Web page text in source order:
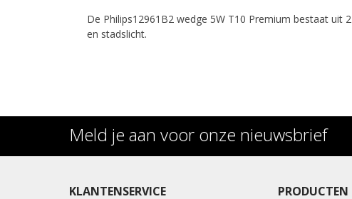
De Philips12961B2 wedge 5W T10 Premium bestaat
en stadslicht.
Meld je aan voor onze nieuwsbrief
KLANTENSERVICE PRODUCTEN